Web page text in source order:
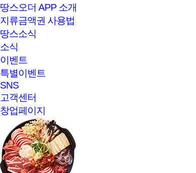
땅스오더 APP 소개
지류금액권 사용법
땅스소식
소식
이벤트
특별이벤트
SNS
고객센터
창업페이지